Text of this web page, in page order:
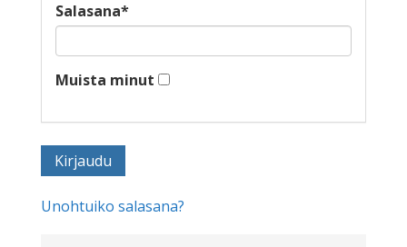
Salasana*
Muista minut
Unohtuiko salasana?